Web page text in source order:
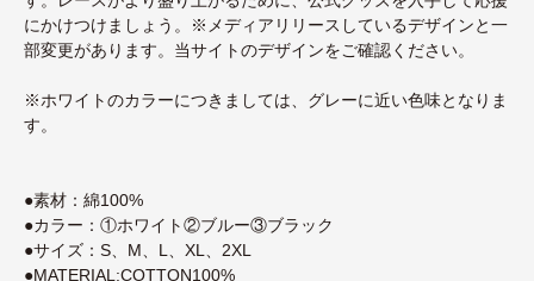
にかけつけましょう。※メディアリリースしているデザインと一
部変更があります。当サイトのデザインをご確認ください。
※ホワイトのカラーにつきましては、グレーに近い色味となりま
す。
●素材：綿100%
●カラー：①ホワイト②ブルー③ブラック
●サイズ：S、M、L、XL、2XL
●MATERIAL:COTTON100%